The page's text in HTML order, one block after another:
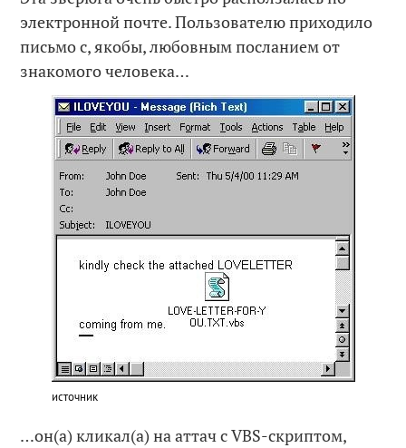
электронной почте. Пользователю приходило
письмо с, якобы, любовным посланием от
знакомого человека…
источник
…он(а) кликал(а) на аттач с VBS-скриптом,